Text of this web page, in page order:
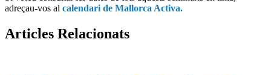
adreçau-vos al calendari de Mallorca Activa.
Articles Relacionats